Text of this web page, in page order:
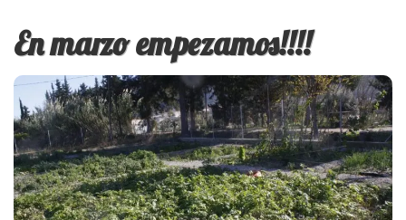
En marzo empezamos!!!!